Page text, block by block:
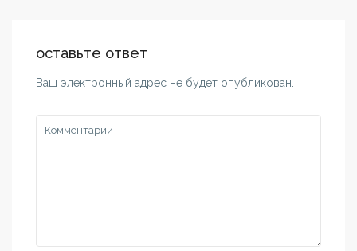
оставьте ответ
Ваш электронный адрес не будет опубликован.